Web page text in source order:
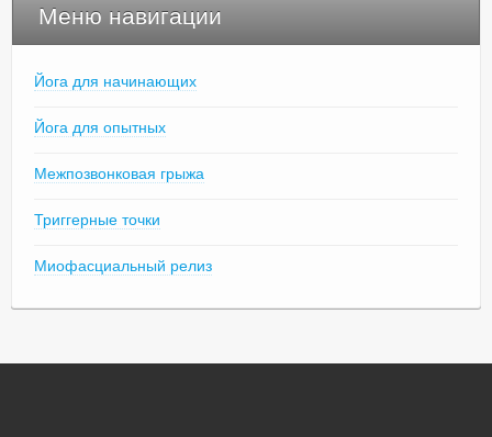
Меню навигации
Йога для начинающих
Йога для опытных
Межпозвонковая грыжа
Триггерные точки
Миофасциальный релиз